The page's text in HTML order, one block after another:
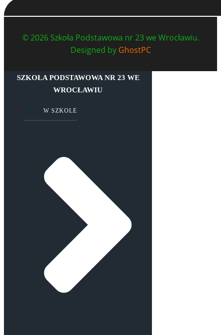
© 2026 Szkoła Podstawowa nr 23 we Wrocławiu.
Designed by GhostPC
SZKOŁA PODSTAWOWA NR 23 WE
WROCŁAWIU
W SZKOLE